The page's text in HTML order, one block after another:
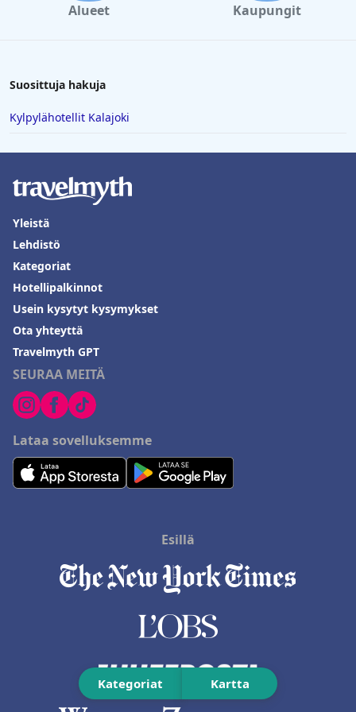
| Hotellit Orleans Hotellit Tioga | Hotellit
Kategoriat Kartta
Alueet Kaupungit
Suosittuja hakuja
Kylpylähotellit Kalajoki
SEURAA MEITÄ
Lataa sovelluksemme
Yleistä
Lehdistö
Kategoriat
Hotellipalkinnot
Usein kysytyt kysymykset
Ota yhteyttä
Travelmyth GPT
Esillä